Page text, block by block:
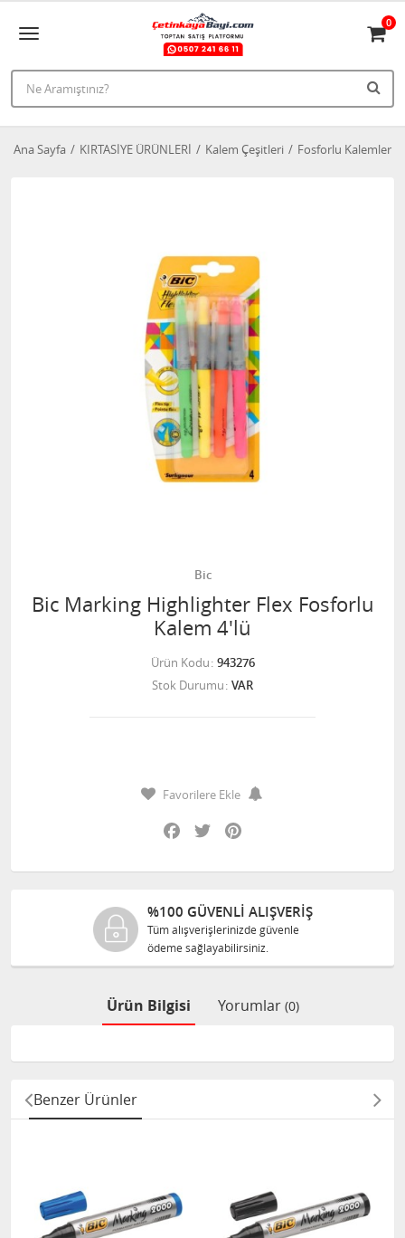
0
Ana Sayfa KIRTASİYE ÜRÜNLERİ Kalem Çeşitleri Fosforlu Kalemler
Bic
Bic Marking Highlighter Flex Fosforlu
Kalem 4'lü
Ürün Kodu 943276
Stok Durumu VAR
Favorilere Ekle
Facebook
Twitter
%100 GÜVENLİ ALIŞVERİŞ
Tüm alışverişlerinizde güvenle
ödeme sağlayabilirsiniz.
Ürün Bilgisi Yorumlar (0)
Benzer Ürünler